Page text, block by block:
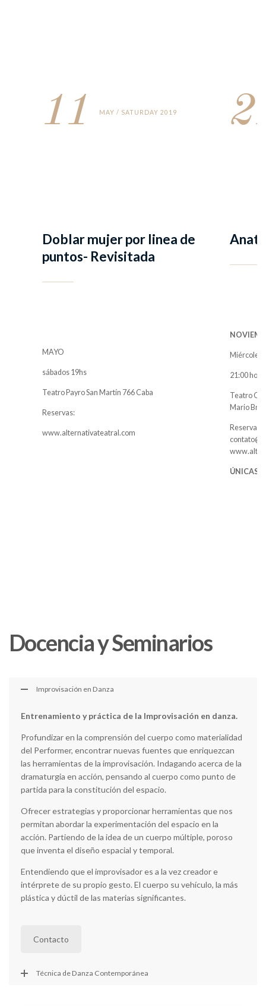
11 MAY / SATURDAY 2019
Doblar mujer por linea de
puntos- Revisitada
MAYO
sábados 19hs
Teatro Payro San Martín 766 Caba
Reservas:
www.alternativateatral.com
Miércoles
21:00
Teatro
Mario
Reservas:
ÚNICAS
Docencia y Seminarios
Improvisación en Danza
Entrenamiento y práctica de la Improvisación en danza.
Profundizar en la comprensión del cuerpo como materialidad
del Performer, encontrar nuevas fuentes que enriquezcan
las herramientas de la improvisación. Indagando acerca de la
dramaturgia en acción, pensando al cuerpo como punto de
partida para la constitución del espacio.
Ofrecer estrategias y proporcionar herramientas que nos
permitan abordar la experimentación del espacio en la
acción. Partiendo de la idea de un cuerpo múltiple, poroso
que inventa el diseño espacial y temporal.
Entendiendo que el improvisador es a la vez creador e
intérprete de su propio gesto. El cuerpo su vehículo, la más
plástica y dúctil de las materias significantes.
Contacto
Técnica de Danza Contemporánea